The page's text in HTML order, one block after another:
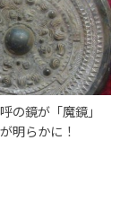
の鏡が「魔鏡」
明らかに！